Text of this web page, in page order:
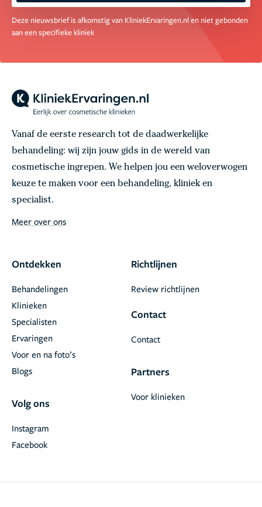
Deze nieuwsbrief is afkomstig van KliniekErvaringen.nl en niet gebonden
aan een specifieke kliniek
Vanaf de eerste research tot de daadwerkelijke
behandeling: wij zijn jouw gids in de wereld van
cosmetische ingrepen. We helpen jou een weloverwogen
keuze te maken voor een behandeling, kliniek en
specialist.
Meer over ons
Ontdekken
Behandelingen
Klinieken
Specialisten
Ervaringen
Voor en na foto’s
Blogs
Volg ons
Facebook
Instagram
Richtlijnen
Review richtlijnen
Contact
Contact
Partners
Voor klinieken